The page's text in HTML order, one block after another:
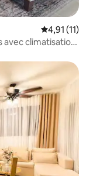
Évaluation
4,91 (11)
climatisation